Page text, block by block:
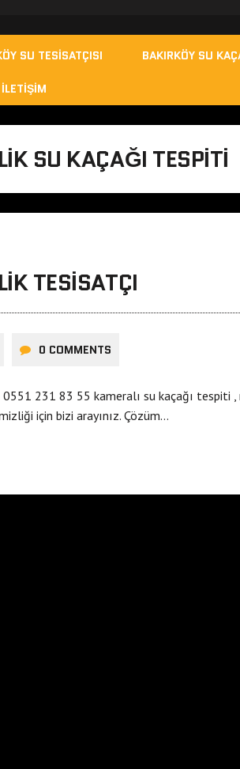
SU TESISATÇISI BAKIRKÖY SU
İLETIŞIM
SU KAÇAĞI TESPITI
TESISATÇI
0 COMMENTS
231 83 55 kameralı su kaçağı tespiti ,
için bizi arayınız. Çözüm…